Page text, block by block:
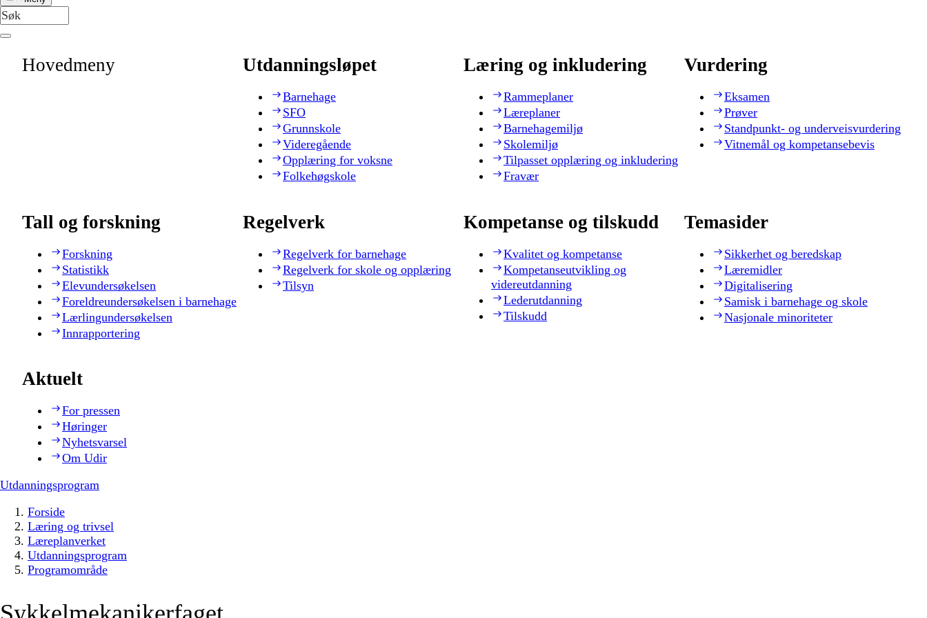
Hovedmeny Utdanningsløpet
Barnehage
SFO
Grunnskole
Videregående
Opplæring for voksne
Folkehøgskole
Læring og inkludering
Rammeplaner
Læreplaner
Barnehagemiljø
Skolemiljø
Tilpasset opplæring og inkludering
Fravær
Vurdering
Eksamen
Prøver
Standpunkt- og underveisvurdering
Vitnemål og kompetansebevis
Tall og forskning
Forskning
Statistikk
Elevundersøkelsen
Foreldreundersøkelsen i barnehage
Lærlingundersøkelsen
Innrapportering
Regelverk
Regelverk for barnehage
Regelverk for skole og opplæring
Tilsyn
Kompetanse og tilskudd
Kvalitet og kompetanse
Kompetanseutvikling og
videreutdanning
Lederutdanning
Tilskudd
Temasider
Sikkerhet og beredskap
Læremidler
Digitalisering
Samisk i barnehage og skole
Nasjonale minoriteter
Aktuelt
For pressen
Høringer
Nyhetsvarsel
Om Udir
Utdanningsprogram
Forside
Læring og trivsel
Læreplanverket
Utdanningsprogram
Programområde